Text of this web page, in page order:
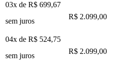
03x de R$ 699,67
sem juros
R$ 2.099,00
04x de R$ 524,75
sem juros
R$ 2.099,00